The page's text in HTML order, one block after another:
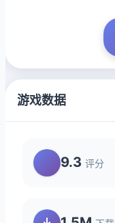
游戏数据
9.3 评分